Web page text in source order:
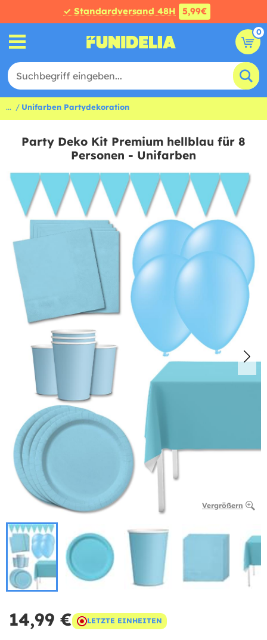
✓ Standardversand 48H 5,99€
0
... Unifarben Partydekoration
Party Deko Kit Premium hellblau für 8
Personen - Unifarben
Vergrößern
14,99 € LETZTE EINHEITEN